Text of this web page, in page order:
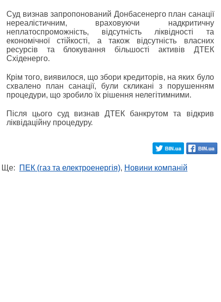
Суд визнав запропонований Донбасенерго план санації
нереалістичним, враховуючи надкритичну
неплатоспроможність, відсутність ліквідності та
економічної стійкості, а також відсутність власних
ресурсів та блокування більшості активів ДТЕК
Східенерго.
Крім того, виявилося, що збори кредиторів, на яких було
схвалено план санації, були скликані з порушенням
процедури, що зробило їх рішення нелегітимними.
Після цього суд визнав ДТЕК банкрутом та відкрив
ліквідаційну процедуру.
Ще: ПЕК (газ та електроенергія), Новини компаній